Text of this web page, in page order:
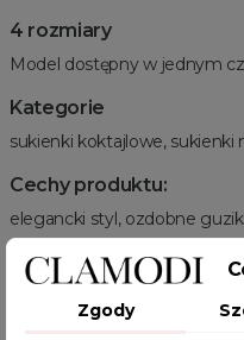
4 rozmiary
Model dostępny w jednym
Kategorie
sukienki koktajlowe, sukienki
Cechy produktu:
elegancki styl, ozdobne
Powiązane kategorie:
Sukienki plus size
Zgody